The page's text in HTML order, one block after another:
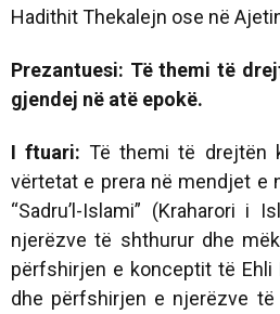
Hadithit Thekalejn ose në
Prezantuesi: Të themi të
gjendej në atë epokë.
I ftuari: Të themi të drejtën
vërtetat e prera në mendjet e
“Sadru’l-Islami” (Kraharori i
njerëzve të shthurur dhe
përfshirjen e konceptit të
dhe përfshirjen e njerëzve